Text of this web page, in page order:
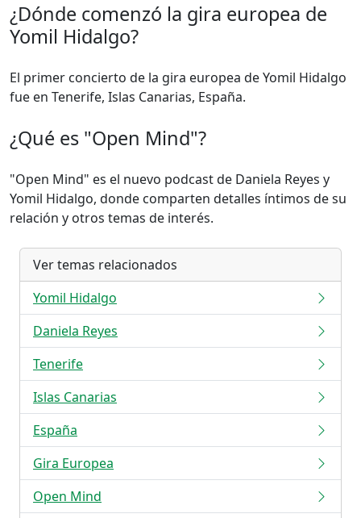
¿Dónde comenzó la gira europea de
Yomil Hidalgo?
El primer concierto de la gira europea de Yomil Hidalgo
fue en Tenerife, Islas Canarias, España.
¿Qué es "Open Mind"?
"Open Mind" es el nuevo podcast de Daniela Reyes y
Yomil Hidalgo, donde comparten detalles íntimos de su
relación y otros temas de interés.
Ver temas relacionados
Yomil Hidalgo
Daniela Reyes
Tenerife
Islas Canarias
España
Gira Europea
Open Mind